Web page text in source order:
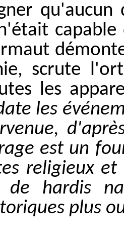
qu'aucun
scrute
les
les
est un
religieux
de hardis
plus